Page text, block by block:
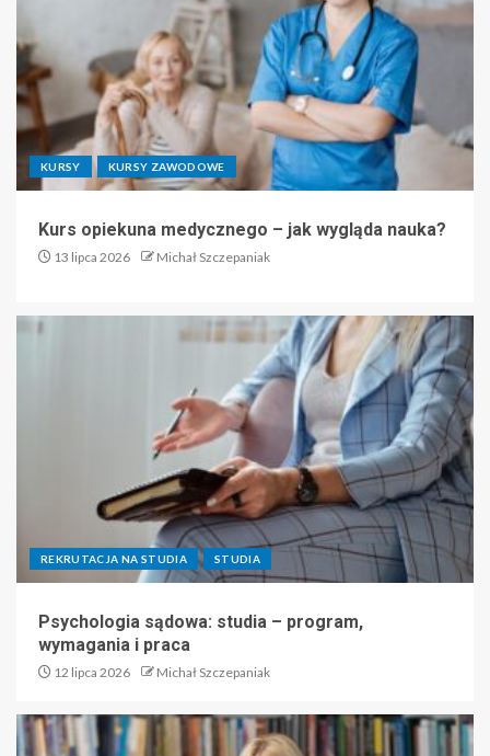
KURSY KURSY ZAWODOWE
Kurs opiekuna medycznego – jak wygląda nauka?
13 lipca 2026 Michał Szczepaniak
REKRUTACJA NA STUDIA STUDIA
Psychologia sądowa: studia – program,
wymagania i praca
12 lipca 2026 Michał Szczepaniak